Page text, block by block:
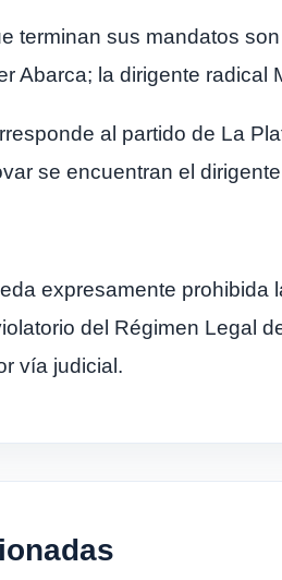
terminan sus mandatos
Abarca; la dirigente
al partido de La
se encuentran el
expresamente prohibida
del Régimen Legal
vía judicial.